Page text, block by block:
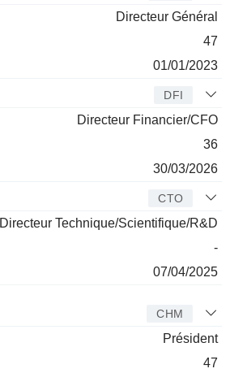
Directeur Général
47
01/01/2023
DFI
Directeur Financier/CFO
36
30/03/2026
CTO
Directeur Technique/Scientifique/R&D
-
07/04/2025
CHM
Président
47